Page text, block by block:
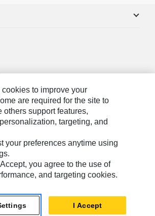
Saya
Caterpillar. Hak Dilindungi UU.
to improve your
are required for the site to
others support features,
targeting, and
your preferences anytime using
you agree to the use of
and targeting cookies.
I Accept